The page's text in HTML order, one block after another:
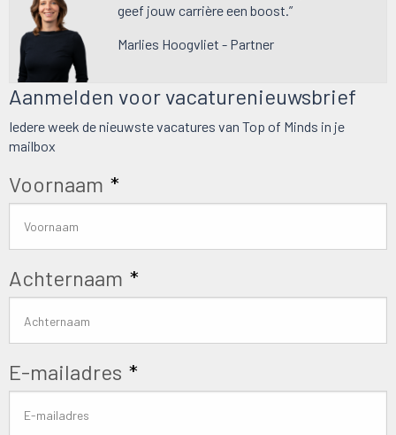
geef jouw carrière een boost.”
Marlies Hoogvliet - Partner
Aanmelden voor vacaturenieuwsbrief
Iedere week de nieuwste vacatures van Top of Minds in je
mailbox
Voornaam *
Achternaam *
E-mailadres *